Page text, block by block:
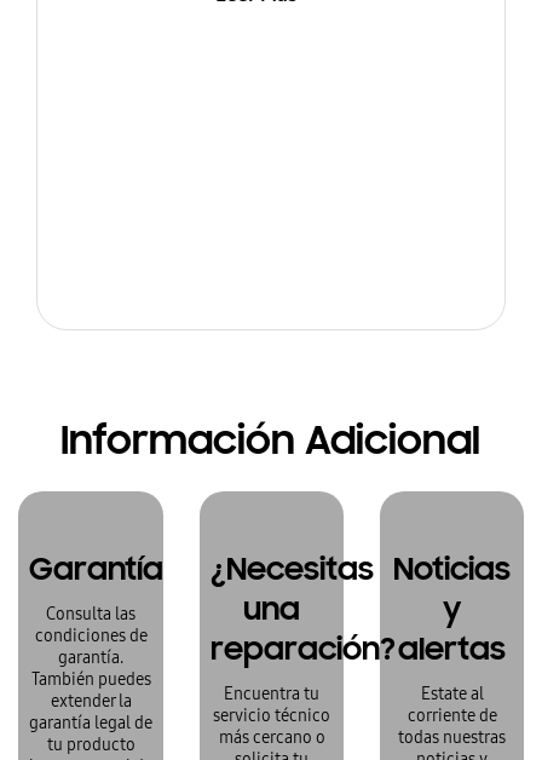
Información Adicional
Garantía
Consulta las
condiciones de
garantía.
También puedes
extender la
garantía legal de
tu producto
¿Necesitas
una
reparación?
Encuentra tu
servicio técnico
más cercano o
Noticias
y
alertas
Estate al
corriente de
todas nuestras